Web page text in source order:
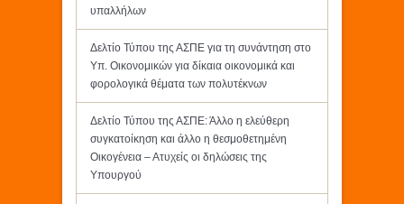
υπαλλήλων
Δελτίο Τύπου της ΑΣΠΕ για τη συνάντηση στο
Υπ. Οικονομικών για δίκαια οικονομικά και
φορολογικά θέματα των πολυτέκνων
Δελτίο Τύπου της ΑΣΠΕ: Άλλο η ελεύθερη
συγκατοίκηση και άλλο η θεσμοθετημένη
Οικογένεια – Ατυχείς οι δηλώσεις της
Υπουργού